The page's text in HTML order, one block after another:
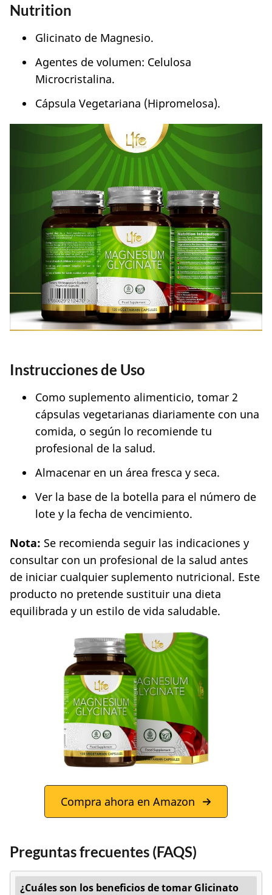
Nutrition
Glicinato de Magnesio.
Agentes de volumen: Celulosa
Microcristalina.
Cápsula Vegetariana (Hipromelosa).
Instrucciones de Uso
Como suplemento alimenticio, tomar 2
cápsulas vegetarianas diariamente con una
comida, o según lo recomiende tu
profesional de la salud.
Almacenar en un área fresca y seca.
Ver la base de la botella para el número de
lote y la fecha de vencimiento.
Nota: Se recomienda seguir las indicaciones y
consultar con un profesional de la salud antes
de iniciar cualquier suplemento nutricional. Este
producto no pretende sustituir una dieta
equilibrada y un estilo de vida saludable.
Compra ahora en Amazon
Preguntas frecuentes (FAQS)
¿Cuáles son los beneficios de tomar Glicinato